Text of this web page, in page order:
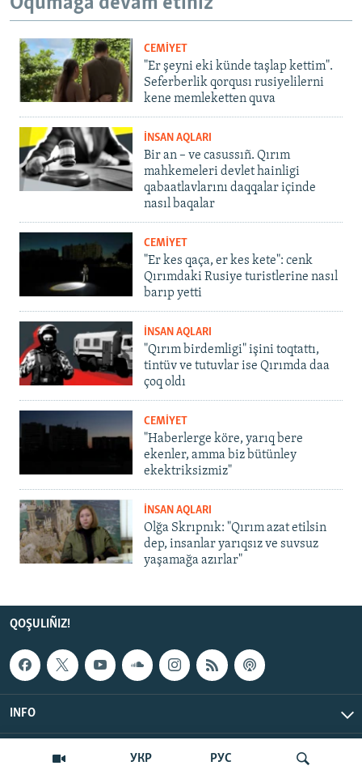
УКР РУС
CEMİYET
"Er şeyni eki künde taşlap kettim".
Seferberlik qorqusı rusiyelilerni
kene memleketten quva
İNSAN AQLARI
Bir an – ve casussıñ. Qırım
mahkemeleri devlet hainligi
qabaatlavlarını daqqalar içinde
nasıl baqalar
CEMİYET
"Er kes qaça, er kes kete": cenk
Qırımdaki Rusiye turistlerine nasıl
barıp yetti
İNSAN AQLARI
"Qırım birdemligi" işini toqtattı,
tintüv ve tutuvlar ise Qırımda daa
çoq oldı
CEMİYET
"Haberlerge köre, yarıq bere
ekenler, amma biz bütünley
ekektriksizmiz"
İNSAN AQLARI
Olğa Skrıpnık: "Qırım azat etilsin
dep, insanlar yarıqsız ve suvsuz
yaşamağa azırlar"
QOŞULIÑIZ!
INFO
© Qırım.Aqiqat, 2026 | All Rights Reserved.